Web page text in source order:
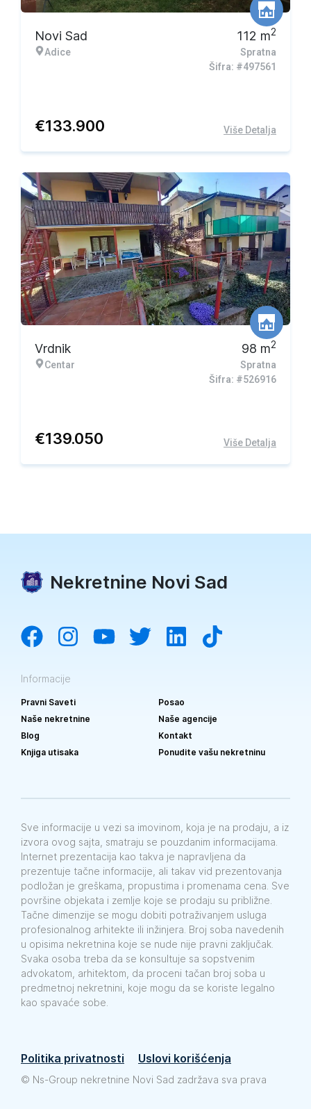
Novi Sad
Adice
112 m2
Spratna
Šifra: #497561
€133.900 Više Detalja
Vrdnik
Centar
98 m2
Spratna
Šifra: #526916
€139.050 Više Detalja
Nekretnine Novi Sad
Informacije
Pravni Saveti
Posao
Naše nekretnine
Naše agencije
Blog
Kontakt
Knjiga utisaka
Ponudite vašu nekretninu
Sve informacije u vezi sa imovinom, koja je na prodaju, a iz
izvora ovog sajta, smatraju se pouzdanim informacijama.
Internet prezentacija kao takva je napravljena da
prezentuje tačne informacije, ali takav vid prezentovanja
podložan je greškama, propustima i promenama cena. Sve
površine objekata i zemlje koje se prodaju su približne.
Tačne dimenzije se mogu dobiti potraživanjem usluga
profesionalnog arhitekte ili inžinjera. Broj soba navedenih
u opisima nekretnina koje se nude nije pravni zaključak.
Svaka osoba treba da se konsultuje sa sopstvenim
advokatom, arhitektom, da proceni tačan broj soba u
predmetnoj nekretnini, koje mogu da se koriste legalno
kao spavaće sobe.
Politika privatnosti Uslovi korišćenja
© Ns-Group nekretnine Novi Sad zadržava sva prava